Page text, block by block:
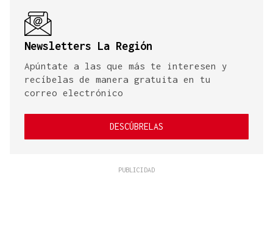
Newsletters La Región
Apúntate a las que más te interesen y
recíbelas de manera gratuita en tu
correo electrónico
DESCÚBRELAS